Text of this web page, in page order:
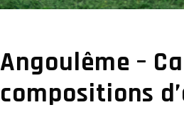
Angoulême –
compositions